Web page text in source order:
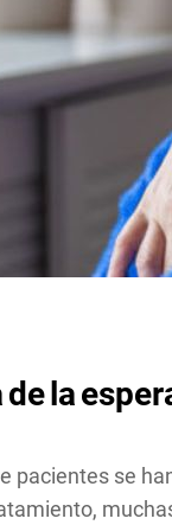
dela
pacientes se